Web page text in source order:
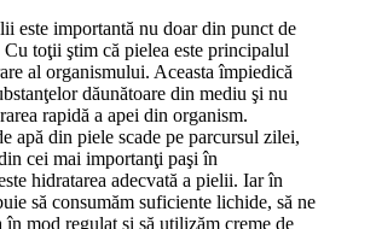
este importantă nu doar din punct de
Cu toţii ştim că pielea este principalul
al organismului. Aceasta împiedică
dăunătoare din mediu şi nu
rapidă a apei din organism.
apă din piele scade pe parcursul zilei,
cei mai importanţi paşi în
hidratarea adecvată a pielii. Iar în
să consumăm suficiente lichide, să ne
în mod regulat şi să utilizăm creme de